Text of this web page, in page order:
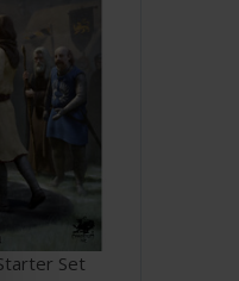
Set